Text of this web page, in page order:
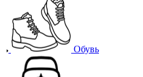
Обувь